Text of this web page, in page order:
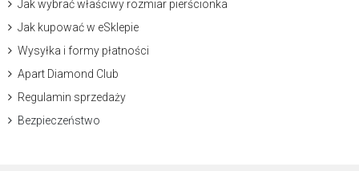
Jak wybrać właściwy rozmiar pierścionka
Jak kupować w eSklepie
Wysyłka i formy płatności
Apart Diamond Club
Regulamin sprzedaży
Bezpieczeństwo